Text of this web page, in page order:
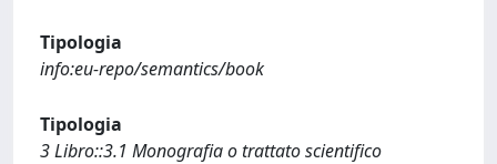
Tipologia
info:eu-repo/semantics/book
Tipologia
3 Libro::3.1 Monografia o trattato scientifico